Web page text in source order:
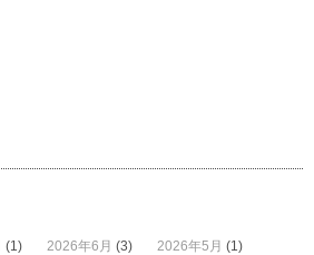
(1) 2026年6月 (3) 2026年5月 (1)